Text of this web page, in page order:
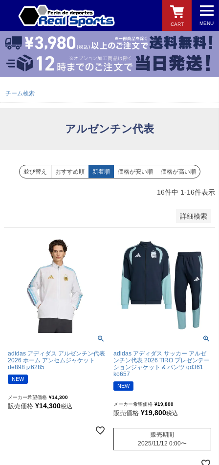
MENU
CART
チーム検索
アルゼンチン代表
並び替え おすすめ順 新着順 価格が安い順 価格が高い順
16件中 1-16件表示
詳細検索
予約商品
並び順
価格が安い順
レビュー順
キーワードヒット順
adidas アディダス アルゼンチン代表
2026 ホーム アンセムジャケット
de898 jz6285
NEW
メーカー希望価格 ¥14,300
販売価格 ¥14,300税込
adidas アディダス サッカー アルゼ
ンチン代表 2026 TIRO プレゼンテー
ションジャケット & パンツ qd361
ko657
NEW
メーカー希望価格 ¥19,800
販売価格 ¥19,800税込
販売期間
2025/11/12 0:00〜